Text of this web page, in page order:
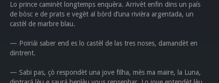
Lo prince caminèt longtemps enquèra. Arrivèt enfin dins un país
de bòsc e de prats e vegèt al bòrd d’una rivièra argentada, un
castèl de marbre blau.
— Poiriái saber end es lo castèl de las tres noses, damandèt en
dintrent.
— Sabi pas, çò respondèt una jove filha, mès ma maire, la Luna,